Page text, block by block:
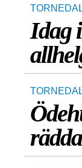
Idag
rädda